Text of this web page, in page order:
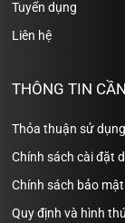
Tuyển dụng
Liên hệ
THÔNG TIN
Thỏa thuận sử
Chính sách cài đặt
Chính sách bảo
Quy định và hình